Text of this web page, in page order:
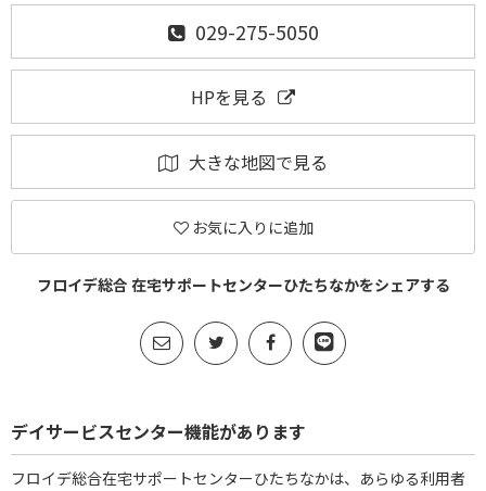
029-275-5050
HPを見る
大きな地図で見る
お気に入りに追加
フロイデ総合 在宅サポートセンターひたちなかをシェアする
デイサービスセンター機能があります
フロイデ総合在宅サポートセンターひたちなかは、あらゆる利用者